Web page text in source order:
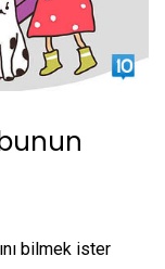
bilmek ister